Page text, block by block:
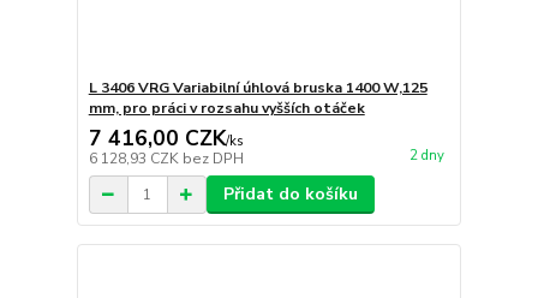
L 3406 VRG Variabilní úhlová bruska 1400 W,125
mm, pro práci v rozsahu vyšších otáček
7 416,00 CZK/ks
6 128,93 CZK bez DPH 2 dny
Přidat do košíku